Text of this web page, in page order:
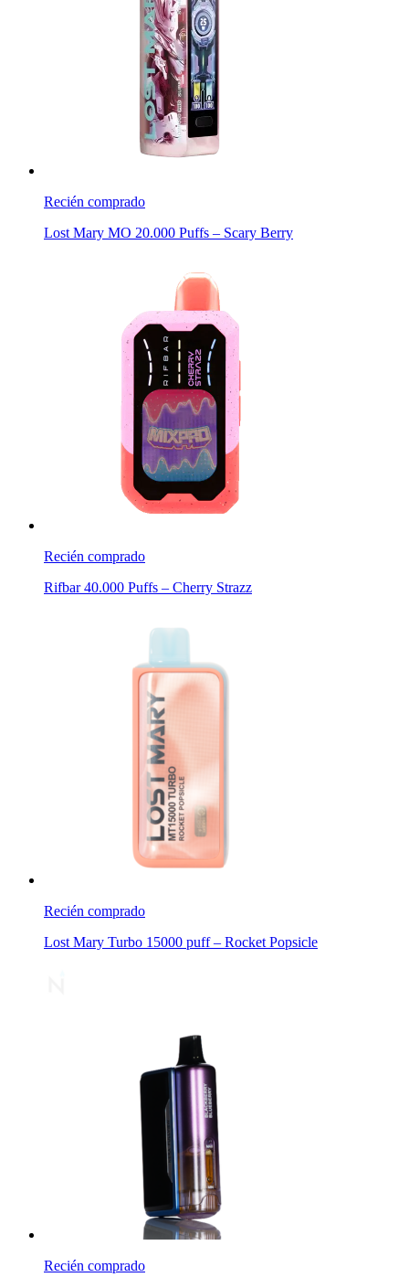
Recién comprado
Lost Mary MO 20.000 Puffs – Scary Berry
Recién comprado
Rifbar 40.000 Puffs – Cherry Strazz
Recién comprado
Lost Mary Turbo 15000 puff – Rocket Popsicle
Recién comprado